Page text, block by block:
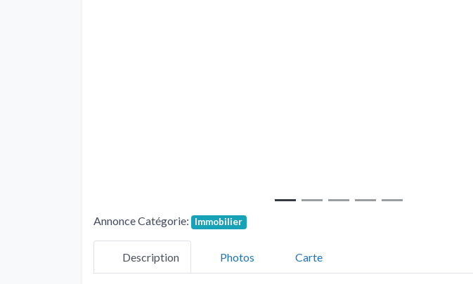
Annonce Catégorie: Immobilier
Description Photos Carte